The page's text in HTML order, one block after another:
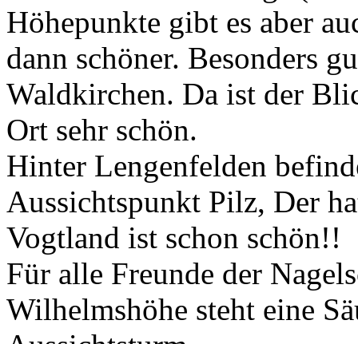
Höhepunkte gibt es aber
dann schöner. Besonders
Waldkirchen. Da ist der
Ort sehr schön.
Hinter Lengenfelden
Aussichtspunkt Pilz, Der
Vogtland ist schon schön!!
Für alle Freunde der
Wilhelmshöhe steht eine